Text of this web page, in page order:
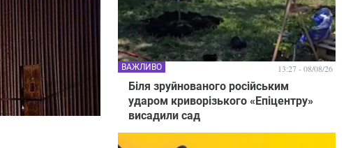
Біля зруйнованого російським
ударом криворізького «Епіцентру»
висадили сад
ВАЖЛИВО 13:27 - 08/08/26